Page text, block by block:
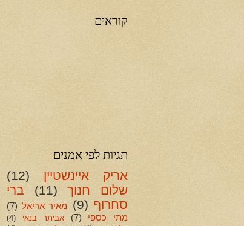
קוראים
תגיות לפי אמנים
אריק איינשטיין
(12)
שלום חנוך
(11)
ברי
סחרוף (9) מאיר אריאל (7)
מתי כספי
(7) אביתר בנאי
(4)